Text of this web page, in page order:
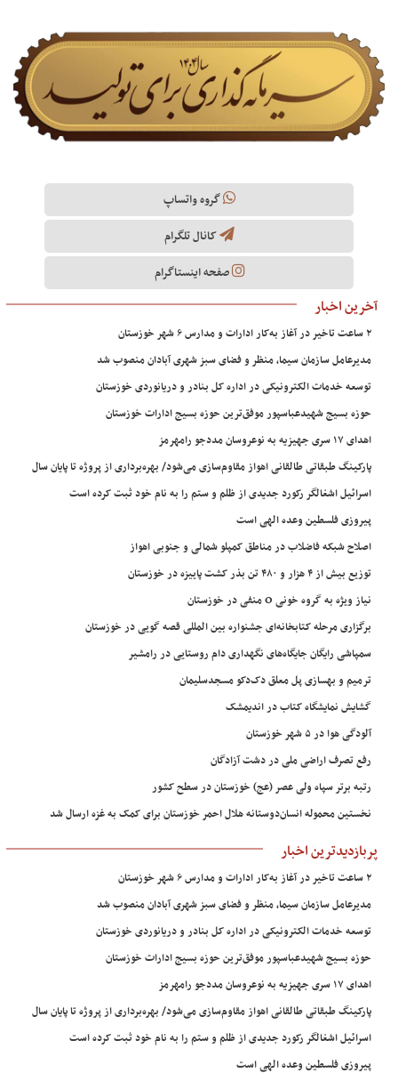
گروه واتساپ
کانال تلگرام
صفحه اینستاگرام
آخرین اخبار
۲ ساعت تاخیر در آغاز به‌کار ادارات و مدارس ۶ شهر خوزستان
مدیرعامل سازمان سیما، منظر و فضای سبز شهری آبادان منصوب شد
توسعه خدمات الکترونیکی در اداره کل بنادر و دریانوردی خوزستان
حوزه بسیج شهیدعباسپور موفق‌ترین حوزه بسیج ادارات خوزستان
اهدای ۱۷ سری جهیزیه به نوعروسان مددجو رامهرمز
پارکینگ طبقاتی طالقانی اهواز مقاوم‌سازی می‌شود/ بهره‌برداری از پروژه تا پایان سال
اسرائیل اشغالگر رکورد جدیدی از ظلم و ستم را به نام خود ثبت کرده است
پیروزی فلسطین وعده الهی است
اصلاح شبکه فاضلاب در مناطق کمپلو شمالی و جنوبی اهواز
توزیع بیش از ۴ هزار و ۴۸۰ تن بذر کشت پاییزه در خوزستان
نیاز ویژه به گروه خونی O منفی در خوزستان
برگزاری مرحله کتابخانه‌ای جشنواره بین المللی قصه گویی در خوزستان
سمپاشی رایگان جایگاه‌های نگهداری دام روستایی در رامشیر
ترمیم و بهسازی پل معلق دک‌دکو مسجدسلیمان
گشایش نمایشگاه کتاب در اندیمشک
آلودگی هوا در ۵ شهر خوزستان
رفع تصرف اراضی ملی در دشت آزادگان
رتبه برتر سپاه ولی عصر (عج) خوزستان در سطح کشور
نخستین محموله انسان‌دوستانه هلال احمر خوزستان برای کمک به غزه ارسال شد
پربازدیدترین اخبار
۲ ساعت تاخیر در آغاز به‌کار ادارات و مدارس ۶ شهر خوزستان
مدیرعامل سازمان سیما، منظر و فضای سبز شهری آبادان منصوب شد
توسعه خدمات الکترونیکی در اداره کل بنادر و دریانوردی خوزستان
حوزه بسیج شهیدعباسپور موفق‌ترین حوزه بسیج ادارات خوزستان
اهدای ۱۷ سری جهیزیه به نوعروسان مددجو رامهرمز
پارکینگ طبقاتی طالقانی اهواز مقاوم‌سازی می‌شود/ بهره‌برداری از پروژه تا پایان سال
اسرائیل اشغالگر رکورد جدیدی از ظلم و ستم را به نام خود ثبت کرده است
پیروزی فلسطین وعده الهی است